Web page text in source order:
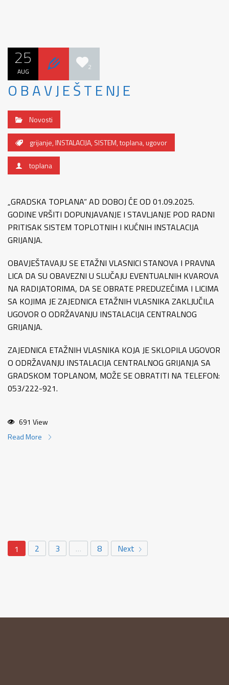
25
AUG 2
O B A V J E Š T E NJ E
Novosti
grijanje,INSTALACIJA,SISTEM,toplana,ugovor
toplana
„GRADSKA TOPLANA“ AD DOBOJ ĆE OD 01.09.2025.
GODINE VRŠITI DOPUNJAVANJE I STAVLJANJE POD RADNI
PRITISAK SISTEM TOPLOTNIH I KUĆNIH INSTALACIJA
GRIJANJA.
OBAVJEŠTAVAJU SE ETAŽNI VLASNICI STANOVA I PRAVNA
LICA DA SU OBAVEZNI U SLUČAJU EVENTUALNIH KVAROVA
NA RADIJATORIMA, DA SE OBRATE PREDUZEĆIMA I LICIMA
SA KOJIMA JE ZAJEDNICA ETAŽNIH VLASNIKA ZAKLJUČILA
UGOVOR O ODRŽAVANJU INSTALACIJA CENTRALNOG
GRIJANJA.
ZAJEDNICA ETAŽNIH VLASNIKA KOJA JE SKLOPILA UGOVOR
O ODRŽAVANJU INSTALACIJA CENTRALNOG GRIJANJA SA
GRADSKOM TOPLANOM, MOŽE SE OBRATITI NA TELEFON:
053/222-921.
691 View
Read More
1 2 3 … 8 Next